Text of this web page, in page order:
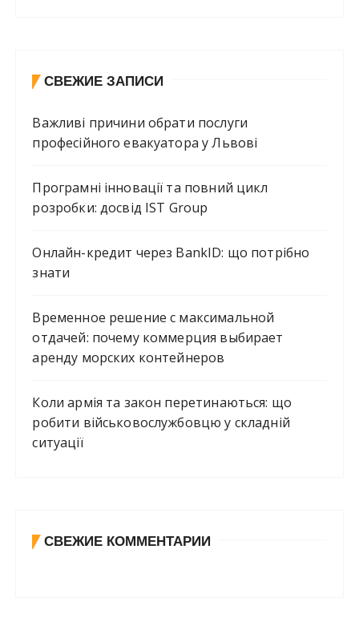
СВЕЖИЕ ЗАПИСИ
Важливі причини обрати послуги
професійного евакуатора у Львові
Програмні інновації та повний цикл
розробки: досвід IST Group
Онлайн-кредит через BankID: що потрібно
знати
Временное решение с максимальной
отдачей: почему коммерция выбирает
аренду морских контейнеров
Коли армія та закон перетинаються: що
робити військовослужбовцю у складній
ситуації
СВЕЖИЕ КОММЕНТАРИИ